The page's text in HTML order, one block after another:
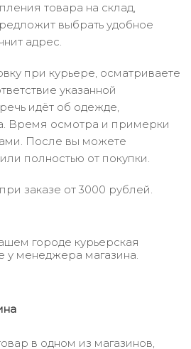
товара на склад,
выбрать удобное
адрес.
при курьере, осматриваете
указанной
идёт об одежде,
Время осмотра и примерки
После вы можете
полностью от покупки.
заказе от 3000 рублей.
городе курьерская
у менеджера магазина.
в одном из магазинов,